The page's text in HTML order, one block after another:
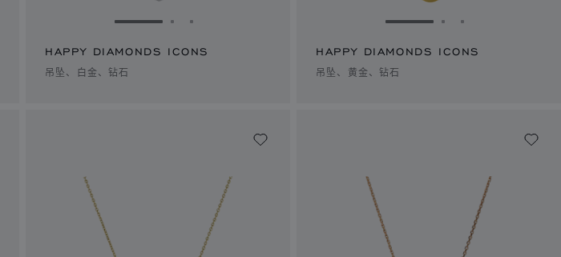
转到幻灯片 1转到幻灯片 2
转到幻灯片 3
HAPPY DIAMONDS ICONS
吊坠、白金、钻石
转到幻灯片 1转到幻灯片 2
转到幻灯片 3
HAPPY DIAMONDS ICONS
吊坠、黄金、钻石